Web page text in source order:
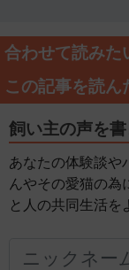
合わせて読みた
この記事を読ん
飼い主の声を
あなたの体験談や
んやその愛猫の為
と人の共同生活を